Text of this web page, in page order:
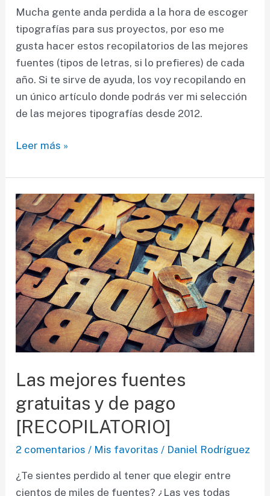
Mucha gente anda perdida a la hora de escoger
tipografías para sus proyectos, por eso me
gusta hacer estos recopilatorios de las mejores
fuentes (tipos de letras, si lo prefieres) de cada
año. Si te sirve de ayuda, los voy recopilando en
un único artículo donde podrás ver mi selección
de las mejores tipografías desde 2012.
Las
tipografías
de
2016
Leer más »
Las mejores fuentes
gratuitas y de pago
[RECOPILATORIO]
2 comentarios / Mis favoritas / Daniel Rodríguez
¿Te sientes perdido al tener que elegir entre
cientos de miles de fuentes? ¿Las ves todas